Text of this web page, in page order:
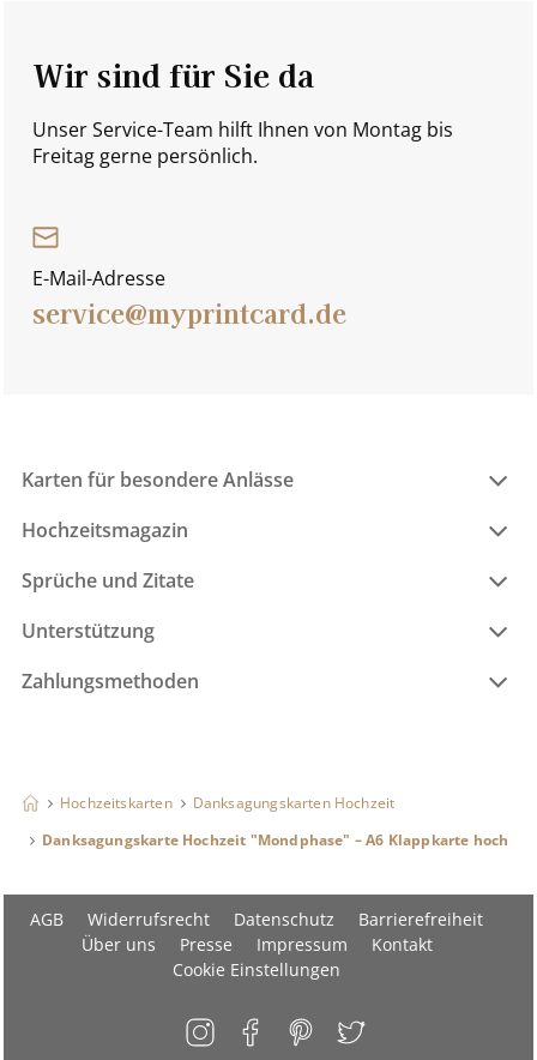
Wir sind für Sie da
Unser Service-Team hilft Ihnen von Montag bis
Freitag gerne persönlich.
E-Mail-Adresse
service@myprintcard.de
Karten für besondere Anlässe
Hochzeitsmagazin
Sprüche und Zitate
Unterstützung
Zahlungsmethoden
Hochzeitskarten
Danksagungskarten Hochzeit
Danksagungskarte Hochzeit "Mondphase" – A6 Klappkarte hoch
AGB Widerrufsrecht Datenschutz
Barrierefreiheit
Über uns
Presse Impressum
Kontakt
Cookie Einstellungen